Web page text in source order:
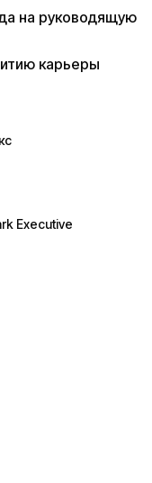
на руководящую
карьеры
Executive